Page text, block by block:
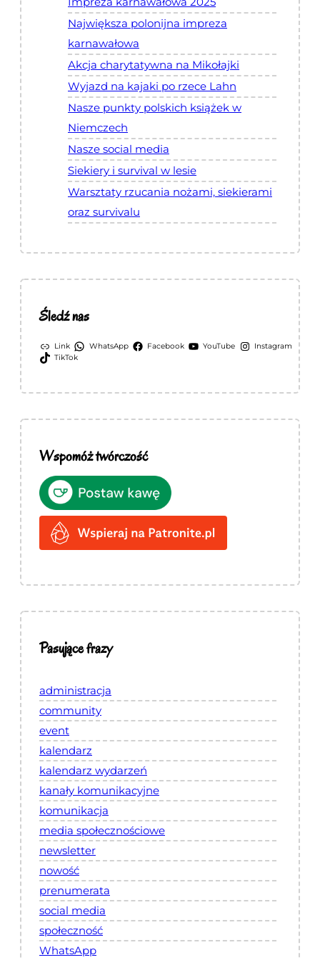
Największa polonijna impreza
karnawałowa
Akcja charytatywna na Mikołajki
Wyjazd na kajaki po rzece Lahn
Nasze punkty polskich książek w
Niemczech
Nasze social media
Siekiery i survival w lesie
Warsztaty rzucania nożami, siekierami
oraz survivalu
Śledź nas
Link WhatsApp Facebook YouTube
Instagram
TikTok
Wspomóż twórczość
Pasujące frazy
administracja
community
event
kalendarz
kalendarz wydarzeń
kanały komunikacyjne
komunikacja
media społecznościowe
newsletter
nowość
prenumerata
social media
społeczność
WhatsApp